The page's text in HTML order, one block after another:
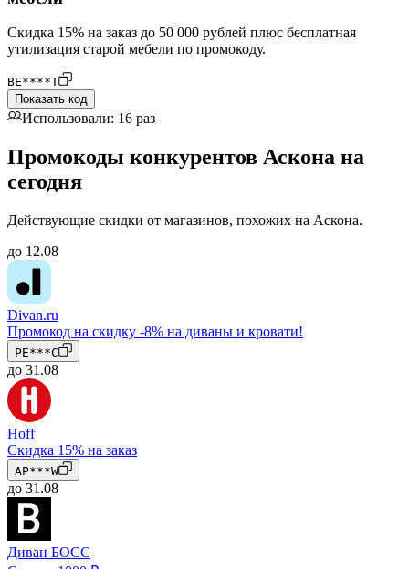
Скидка 15% на заказ до 50 000 рублей плюс бесплатная
утилизация старой мебели по промокоду.
ВЕ****Т
Показать код
Использовали: 16 раз
Промокоды конкурентов Аскона на
сегодня
Действующие скидки от магазинов, похожих на Аскона.
до 12.08
Divan.ru
Промокод на скидку -8% на диваны и кровати!
РЕ***С
до 31.08
Hoff
Скидка 15% на заказ
AP***W
до 31.08
Диван БОСС